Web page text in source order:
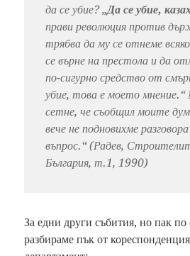
да се убие? „Да се убие,
прави революция против
трябва да му се отнеме
се върне на престола и да
по-сигурно средство от
убие, това е моето мнение.“
сетне, че съобщил моите
вече не подновихме
въпрос.“ (Радев,
България, т.1, 1990)
За едни други събития, но пак
разбираме пък от